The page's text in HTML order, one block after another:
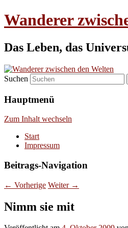
Wanderer
Das Leben, das
Suchen
Hauptmenü
Zum Inhalt wechseln
Start
Impressum
Beitrags-Navigation
← Vorherige Weiter →
Nimm sie mit